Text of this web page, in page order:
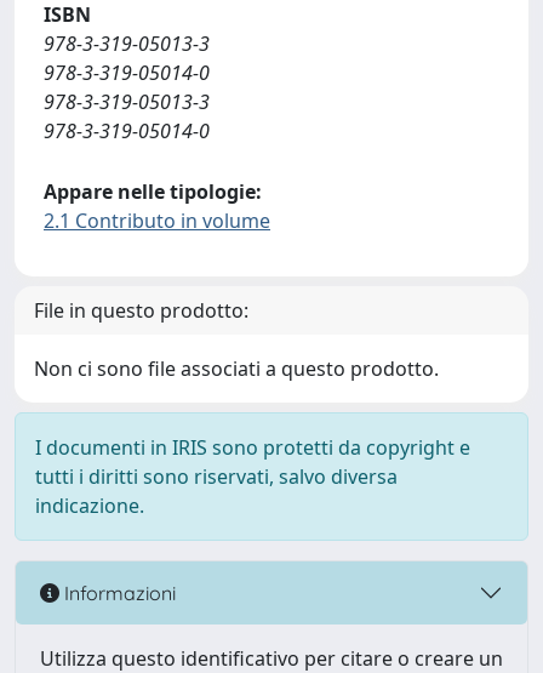
ISBN
978-3-319-05013-3
978-3-319-05014-0
978-3-319-05013-3
978-3-319-05014-0
Appare nelle tipologie:
2.1 Contributo in volume
File in questo prodotto:
Non ci sono file associati a questo prodotto.
I documenti in IRIS sono protetti da copyright e
tutti i diritti sono riservati, salvo diversa
indicazione.
Informazioni
Utilizza questo identificativo per citare o creare un